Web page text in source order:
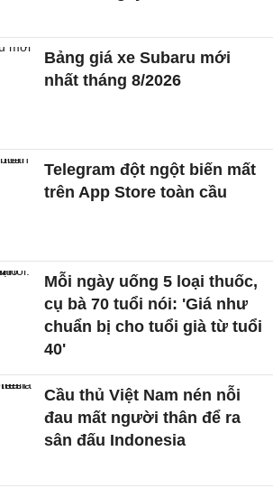
Bảng giá xe Subaru mới
nhất tháng 8/2026
Telegram đột ngột biến mất
trên App Store toàn cầu
Mỗi ngày uống 5 loại thuốc,
cụ bà 70 tuổi nói: 'Giá như
chuẩn bị cho tuổi già từ tuổi
40'
Cầu thủ Việt Nam nén nỗi
đau mất người thân để ra
sân đấu Indonesia